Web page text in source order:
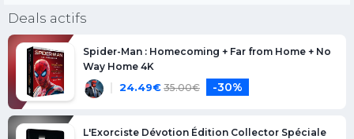
Deals actifs
Spider-Man : Homecoming + Far from Home + No
Way Home 4K
24.49€ 35.00€ -30%
L'Exorciste Dévotion Édition Collector Spéciale